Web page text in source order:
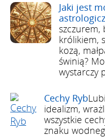
Jaki jest
szczurem,
królikiem,
kozą,
świnią?
wystarczy
Cechy Ryb
idealizm,
wszystkie
znaku